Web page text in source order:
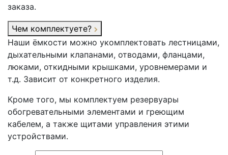
заказа.
Чем комплектуете?
Наши ёмкости можно укомплектовать лестницами,
дыхательными клапанами, отводами, фланцами,
люками, откидными крышками, уровнемерами и
т.д. Зависит от конкретного изделия.
Кроме того, мы комплектуем резервуары
обогревательными элементами и греющим
кабелем, а также щитами управления этими
устройствами.